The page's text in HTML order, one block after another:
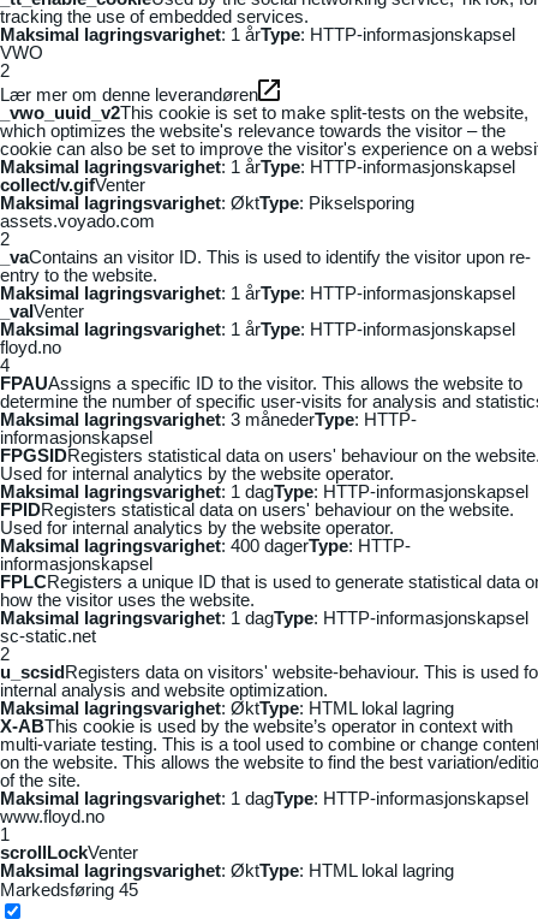
tracking the use of embedded services.
Maksimal lagringsvarighet: 1 årType: HTTP-informasjonskapsel
VWO
2
Lær mer om denne leverandøren
_vwo_uuid_v2This cookie is set to make split-tests on the website,
which optimizes the website's relevance towards the visitor – the
cookie can also be set to improve the visitor's experience on a
Maksimal lagringsvarighet: 1 årType: HTTP-informasjonskapsel
collect/v.gifVenter
Maksimal lagringsvarighet: ØktType: Pikselsporing
assets.voyado.com
2
_vaContains an visitor ID. This is used to identify the visitor upon re-
entry to the website.
Maksimal lagringsvarighet: 1 årType: HTTP-informasjonskapsel
_vaIVenter
Maksimal lagringsvarighet: 1 årType: HTTP-informasjonskapsel
floyd.no
4
FPAUAssigns a specific ID to the visitor. This allows the website to
determine the number of specific user-visits for analysis and
Maksimal lagringsvarighet: 3 månederType: HTTP-
informasjonskapsel
FPGSIDRegisters statistical data on users' behaviour on the
Used for internal analytics by the website operator.
Maksimal lagringsvarighet: 1 dagType: HTTP-informasjonskapsel
FPIDRegisters statistical data on users' behaviour on the website.
Used for internal analytics by the website operator.
Maksimal lagringsvarighet: 400 dagerType: HTTP-
informasjonskapsel
FPLCRegisters a unique ID that is used to generate statistical data
how the visitor uses the website.
Maksimal lagringsvarighet: 1 dagType: HTTP-informasjonskapsel
sc-static.net
2
u_scsidRegisters data on visitors' website-behaviour. This is used
internal analysis and website optimization.
Maksimal lagringsvarighet: ØktType: HTML lokal lagring
X-ABThis cookie is used by the website’s operator in context with
multi-variate testing. This is a tool used to combine or change
on the website. This allows the website to find the best variation/
of the site.
Maksimal lagringsvarighet: 1 dagType: HTTP-informasjonskapsel
www.floyd.no
1
scrollLockVenter
Maksimal lagringsvarighet: ØktType: HTML lokal lagring
Markedsføring 45